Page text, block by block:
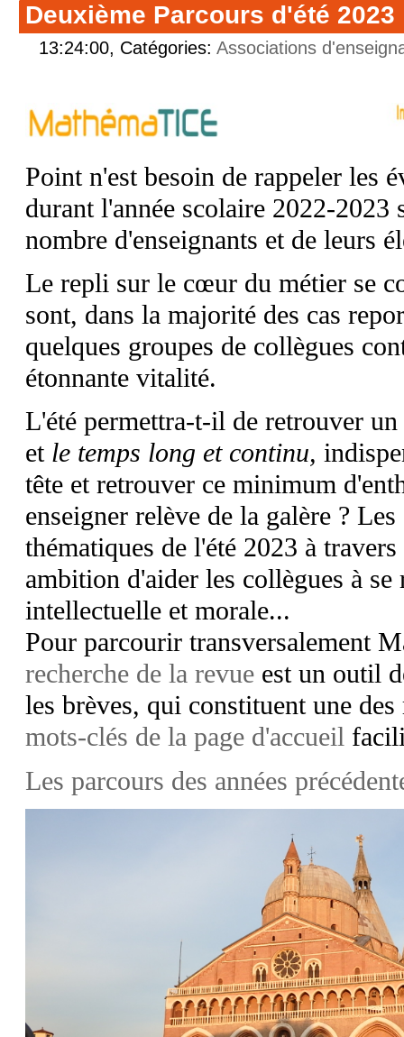
Deuxième Parcours d'été 2023
13:24:00, Catégories:Associations
Point n'est besoin de rappeler les
durant l'année scolaire 2022-2023
nombre d'enseignants et de leurs
Le repli sur le cœur du métier se
sont, dans la majorité des cas
quelques groupes de collègues
étonnante vitalité.
L'été permettra-t-il de retrouver un
et le temps long et continu,
tête et retrouver ce minimum
enseigner relève de la galère ? Les
thématiques de l'été 2023 à travers
ambition d'aider les collègues à se
intellectuelle et morale...
Pour parcourir transversalement
recherche de la revue est un outil
les brèves, qui constituent une
mots-clés de la page d'accueil
Les parcours des années